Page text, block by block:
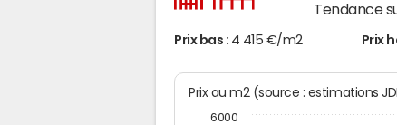
Tendance
Prix bas : 4 415 €/m2 Prix
Prix au m2 (source : estimations
6000